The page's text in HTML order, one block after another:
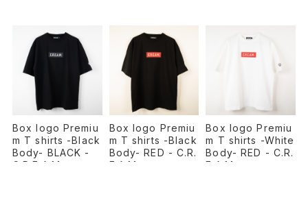
Box logo Premiu
m T shirts -Black
Body- BLACK -
C.R.E.A.M.
Box logo Premiu
m T shirts -Black
Body- RED - C.R.
E.A.M.
Box logo Premiu
m T shirts -White
Body- RED - C.R.
E.A.M.